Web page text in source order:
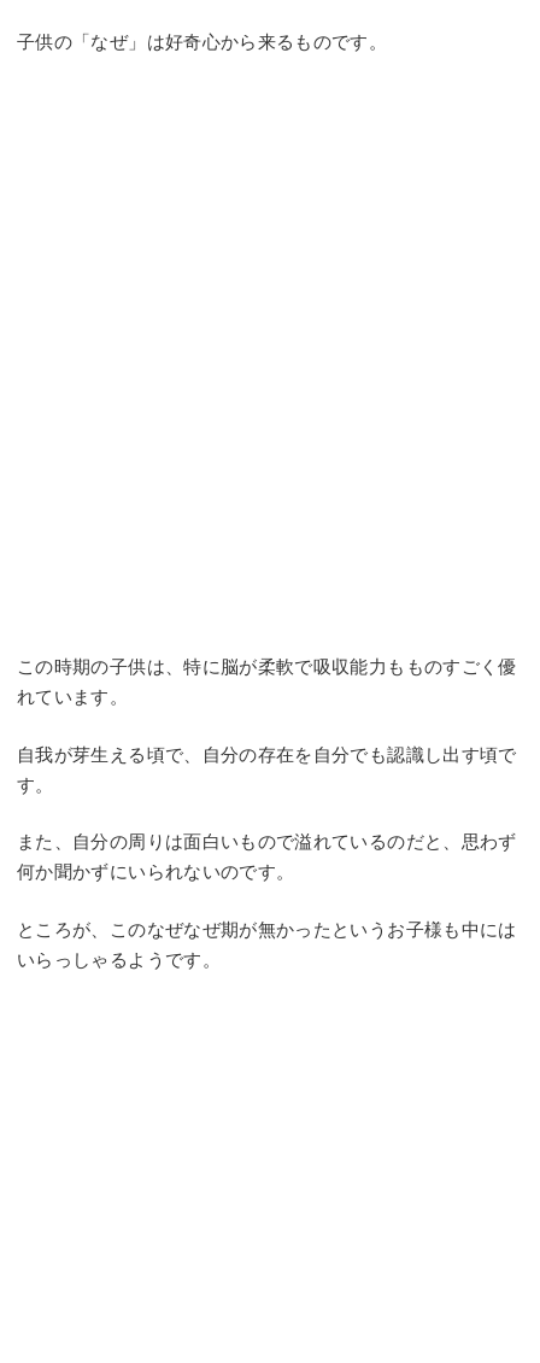
子供の「なぜ」は好奇心から来るものです。
この時期の子供は、特に脳が柔軟で吸収能力もものすごく優
れています。
自我が芽生える頃で、自分の存在を自分でも認識し出す頃で
す。
また、自分の周りは面白いもので溢れているのだと、思わず
何か聞かずにいられないのです。
ところが、このなぜなぜ期が無かったというお子様も中には
いらっしゃるようです。